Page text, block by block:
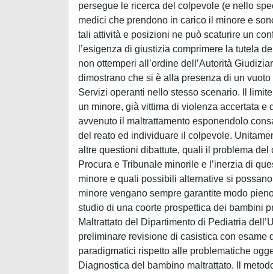
persegue le ricerca del colpevole (e nello
medici che prendono in carico il minore e
tali attività e posizioni ne può scaturire un
l’esigenza di giustizia comprimere la tutela
non ottemperi all’ordine dell’Autorità
dimostrano che si è alla presenza di un
Servizi operanti nello stesso scenario. Il
un minore, già vittima di violenza accertata e
avvenuto il maltrattamento esponendolo
del reato ed individuare il colpevole.
altre questioni dibattute, quali il problema
Procura e Tribunale minorile e l’inerzia di
minore e quali possibili alternative si
minore vengano sempre garantite modo
studio di una coorte prospettica dei bambini
Maltrattato del Dipartimento di Pediatria
preliminare revisione di casistica con esame
paradigmatici rispetto alle problematiche
Diagnostica del bambino maltrattato. Il